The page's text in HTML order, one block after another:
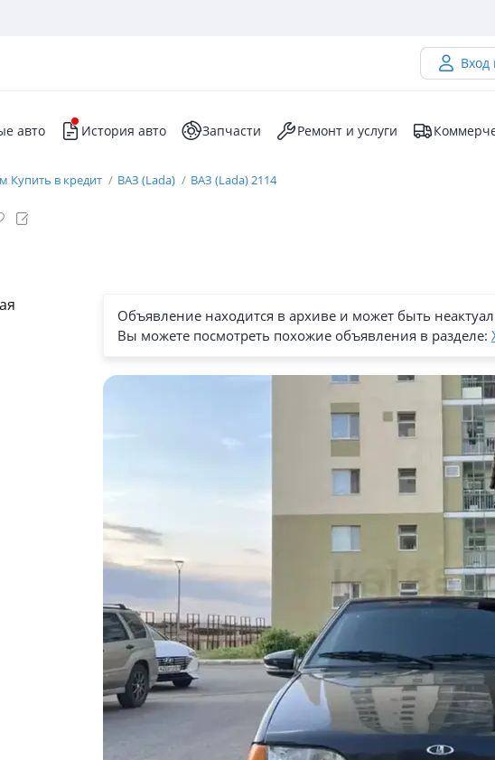
Вход
авто История авто Запчасти Ремонт и услуги
Купить в кредит ВАЗ (Lada) ВАЗ (Lada) 2114
Объявление находится в архиве и может быть
Вы можете посмотреть похожие объявления в разделе: